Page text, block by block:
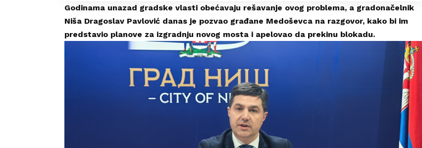
Godinama unazad gradske vlasti obećavaju rešavanje ovog problema, a gradonačelnik
Niša Dragoslav Pavlović danas je pozvao građane Medoševca na razgovor, kako bi im
predstavio planove za izgradnju novog mosta i apelovao da prekinu blokadu.